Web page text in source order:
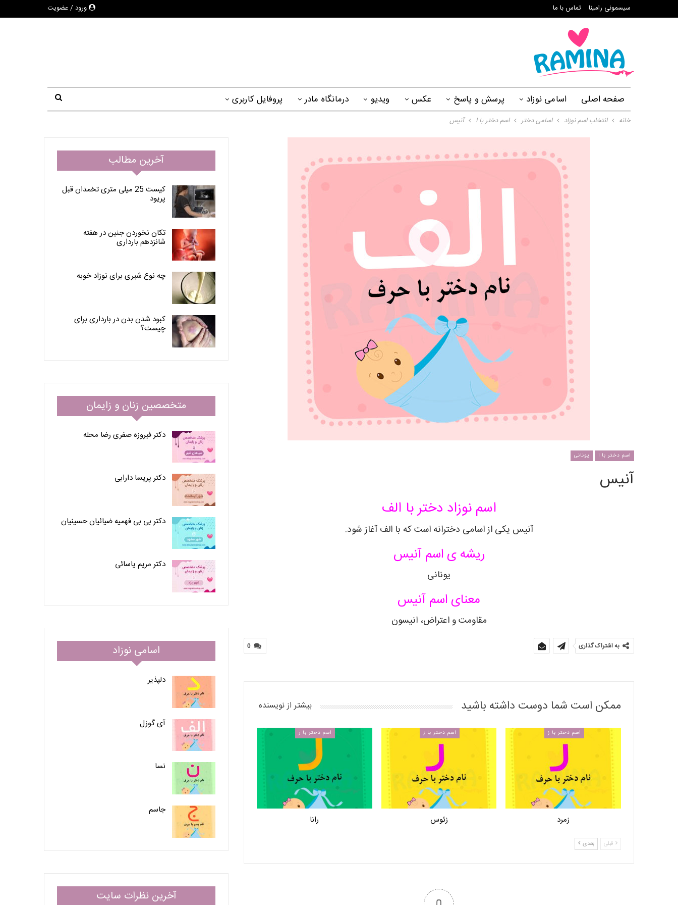
ورود / عضویت سیسمونی رامینا تماس با ما
صفحه اصلی اسامی نوزاد پرسش و پاسخ عکس ویدیو درمانگاه مادر پروفایل کاربری
خانه انتخاب اسم نوزاد اسامی دختر اسم دختر با ا آنیس
اسم دختر با ا یونانی
آنیس
اسم نوزاد دختر با الف
آنیس یکی از اسامی دخترانه است که با الف آغاز شود.
ریشه ی اسم آنیس
یونانی
معنای اسم آنیس
مقاومت و اعتراض، انیسون
0 به اشتراک گذاری
ممکن است شما دوست داشته باشید بیشتر از نویسنده
اسم دختر با ز
زمرد
اسم دختر با ز
زئوس
اسم دختر با ر
رانا
قبلی بعدی
آخرین مطالب
کیست 25 میلی متری تخمدان قبل
پریود
تکان نخوردن جنین در هفته
شانزدهم بارداری
چه نوع شیری برای نوزاد خوبه
کبود شدن بدن در بارداری برای
چیست؟
متخصصین زنان و زایمان
دکتر فیروزه صفری رضا محله
دکتر پریسا دارابی
دکتر بی بی فهمیه ضیائیان حسینیان
دکتر مریم یاسائی
اسامی نوزاد
دلپذیر
آی گوزل
نسا
جاسم
آخرین نظرات سایت